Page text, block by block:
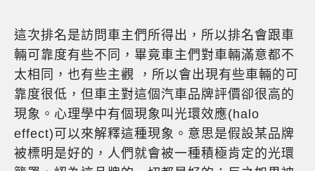
這次排名是訪問車主們所得出，所以排名會跟車
輛可靠度有些不同，畢竟車主們對車輛滿意都不
太相同，也有些主觀 ，所以會出現有些車輛的可
靠度很低，但車主對這個汽車品牌評價卻很高的
現象。心理學中有個現象叫光環效應(halo
effect)可以來解釋這種現象。意思是假設某品牌
被標明是好的，人們就會被一種積極肯定的光環